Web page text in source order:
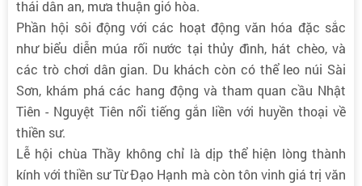
thái dân an, mưa thuận gió hòa.
Phần hội sôi động với các hoạt động văn hóa đặc sắc
như biểu diễn múa rối nước tại thủy đình, hát chèo, và
các trò chơi dân gian. Du khách còn có thể leo núi Sài
Sơn, khám phá các hang động và tham quan cầu Nhật
Tiên - Nguyệt Tiên nổi tiếng gắn liền với huyền thoại về
thiền sư.
Lễ hội chùa Thầy không chỉ là dịp thể hiện lòng thành
kính với thiền sư Từ Đạo Hạnh mà còn tôn vinh giá trị văn